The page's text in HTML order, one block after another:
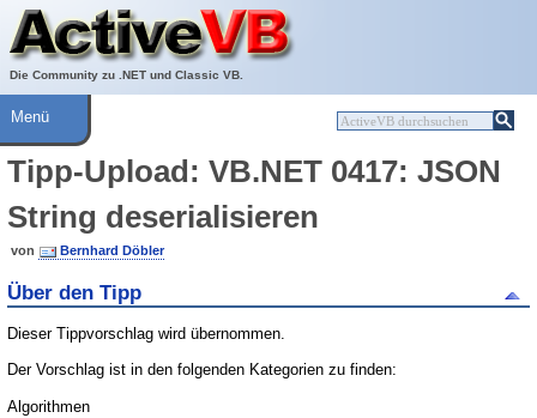
Die Community zu .NET und Classic VB.
Über ActiveVB
Hilfe
Menü
Tipp-Upload: VB.NET 0417: JSON
String deserialisieren
von Bernhard Döbler
Über den Tipp
Dieser Tippvorschlag wird übernommen.
Der Vorschlag ist in den folgenden Kategorien zu finden:
Algorithmen